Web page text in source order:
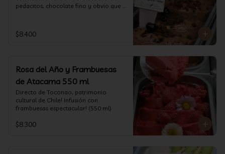
pedacitos, chocolate fino y obvio que
$8.400
Rosa del Año y Frambuesas
de Atacama 550 ml
Directo de Toconao, patrimonio
cultural de Chile! Infusión con
frambuesas espectacular! (550 ml)
$8.300